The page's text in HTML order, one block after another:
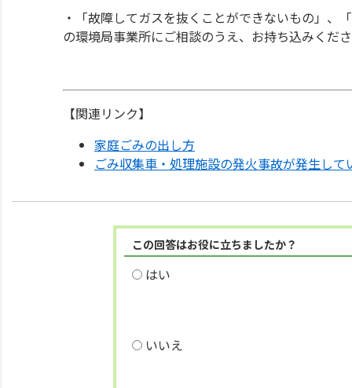
・「故障してガスを抜くことができないもの」、
の環境局事業所にご相談のうえ、お持ち込みくだ
【関連リンク】
家庭ごみの出し方
ごみ収集車・処理施設の発火事故が発生して
この回答はお役に立ちましたか？
はい
いいえ